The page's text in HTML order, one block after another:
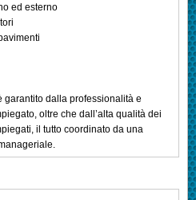
ed esterno
garantito dalla professionalità e
oltre che dall’alta qualità dei
il tutto coordinato da una